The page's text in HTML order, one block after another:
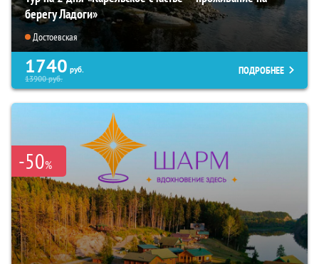
берегу Ладоги»
Достоевская
1740 руб.
13900руб.
ПОДРОБНЕЕ
-50%